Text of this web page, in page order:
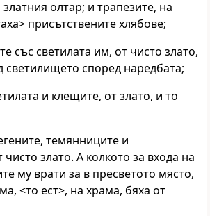
олтар; и трапезите, на
присътствените хлябове;
със светилата им, от чисто злато,
светилището според наредбата;
и клещите, от злато, и то
темянниците и
злато. А колкото за входа на
му врати за в пресветото място,
<то ест>, на храма, бяха от